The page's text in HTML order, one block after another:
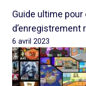
Guide ultime
d’enregistrement
6 avril 2023